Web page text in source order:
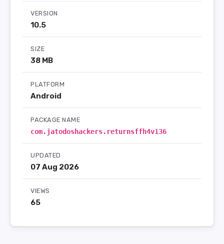
VERSION
10.5
SIZE
38 MB
PLATFORM
Android
PACKAGE NAME
com.jatodoshackers.returnsffh4v136
UPDATED
07 Aug 2026
VIEWS
65